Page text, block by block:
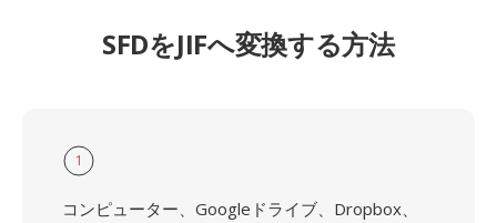
SFDをJIFへ変換する方法
1
コンピューター、Googleドライブ、Dropbox、